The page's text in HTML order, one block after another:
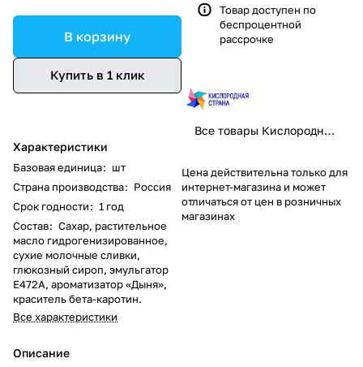
В корзину
Купить в 1 клик
Характеристики
Базовая единица: шт
Страна производства: Россия
Срок годности: 1 год
Состав: Сахар, растительное
масло гидрогенизированное,
сухие молочные сливки,
глюкозный сироп, эмульгатор
Е472А, ароматизатор «Дыня»,
краситель бета-каротин.
Все характеристики
Описание
Товар доступен по
беспроцентной
рассрочке
Все товары Кислородная страна
Цена действительна только для
интернет-магазина и может
отличаться от цен в розничных
магазинах